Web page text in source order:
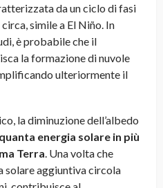
da un ciclo di fasi
simile a El Niño. In
è probabile che il
la formazione di nuvole
ulteriormente il
la diminuzione dell’albedo
quanta energia solare in più
Terra . Una volta che
solare aggiuntiva circola